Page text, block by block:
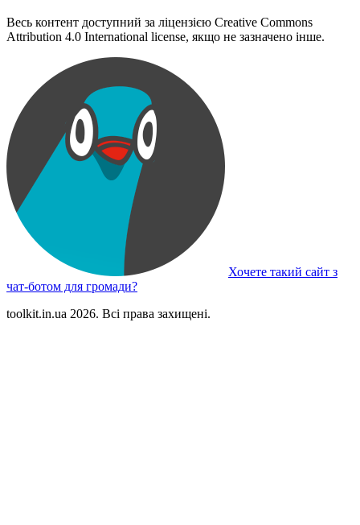
Весь контент доступний за ліцензією Creative Commons
Attribution 4.0 International license, якщо не зазначено інше.
Хочете такий сайт з
чат-ботом для громади?
toolkit.in.ua 2026. Всі права захищені.